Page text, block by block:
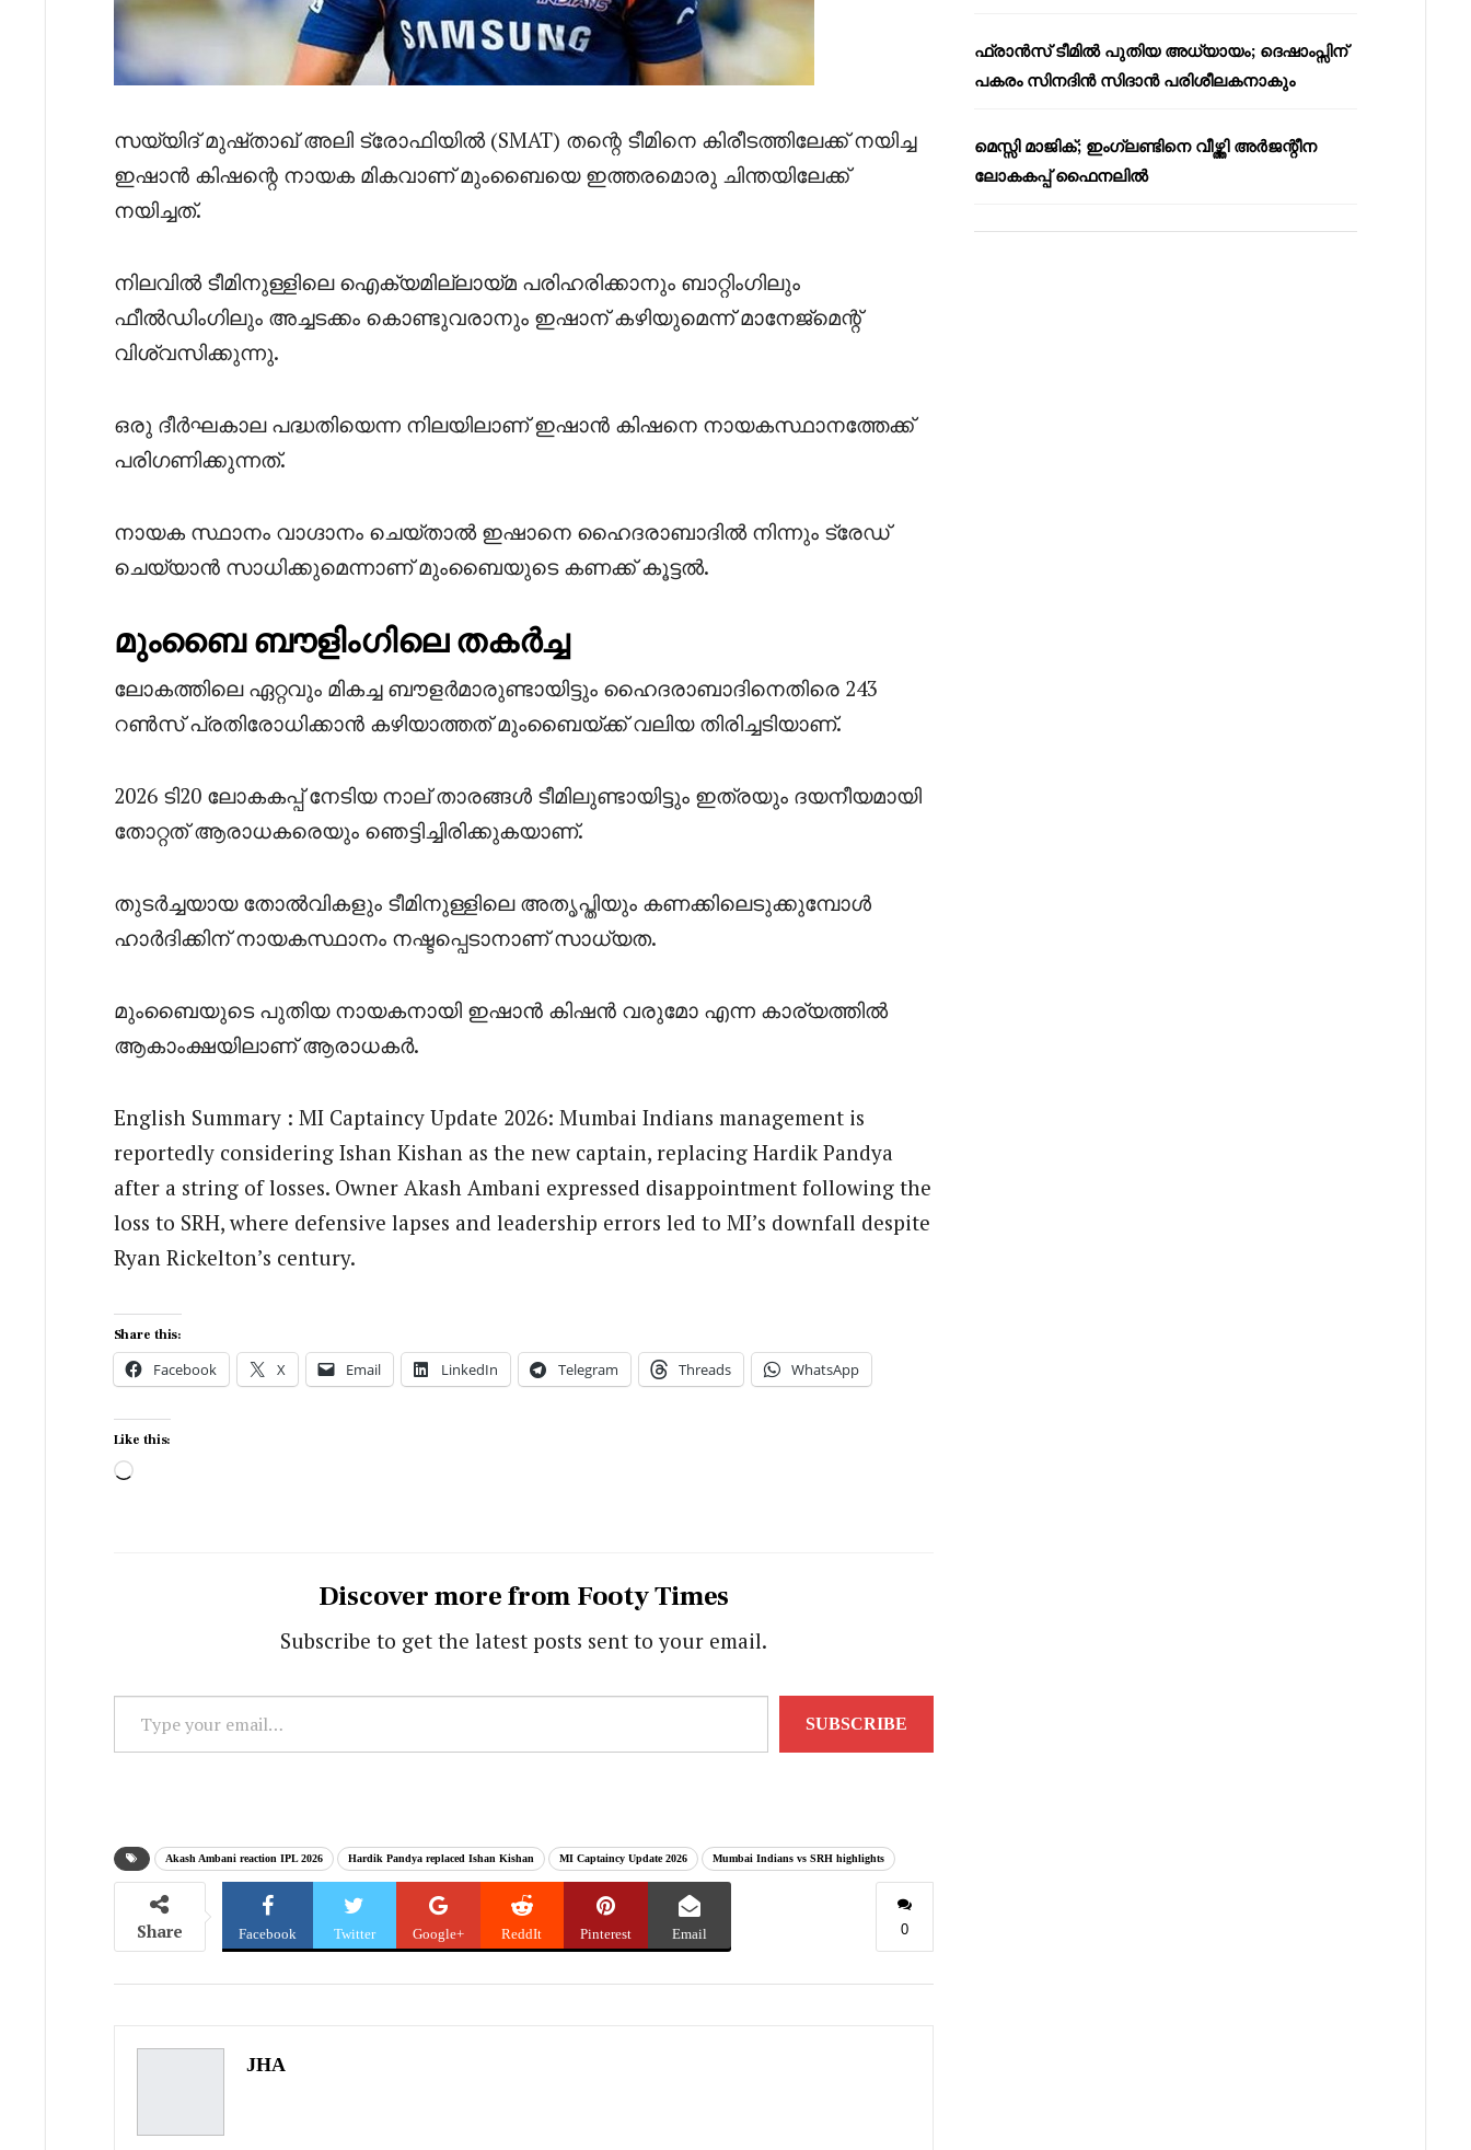
സയ്യിദ് മുഷ്താഖ് അലി ട്രോഫിയിൽ (SMAT) തന്റെ ടീമിനെ കിരീടത്തിലേക്ക് നയിച്ച
ഇഷാൻ കിഷന്റെ നായക മികവാണ് മുംബൈയെ ഇത്തരമൊരു ചിന്തയിലേക്ക്
നയിച്ചത്.
നിലവിൽ ടീമിനുള്ളിലെ ഐക്യമില്ലായ്മ പരിഹരിക്കാനും ബാറ്റിംഗിലും
ഫീൽഡിംഗിലും അച്ചടക്കം കൊണ്ടുവരാനും ഇഷാന് കഴിയുമെന്ന് മാനേജ്‌മെന്റ്
വിശ്വസിക്കുന്നു.
ഒരു ദീർഘകാല പദ്ധതിയെന്ന നിലയിലാണ് ഇഷാൻ കിഷനെ നായകസ്ഥാനത്തേക്ക്
പരിഗണിക്കുന്നത്.
നായക സ്ഥാനം വാഗ്ദാനം ചെയ്‌താൽ ഇഷാനെ ഹൈദരാബാദിൽ നിന്നും ട്രേഡ്
ചെയ്യാൻ സാധിക്കുമെന്നാണ് മുംബൈയുടെ കണക്ക് കൂട്ടൽ.
മുംബൈ ബൗളിംഗിലെ തകർച്ച
ലോകത്തിലെ ഏറ്റവും മികച്ച ബൗളർമാരുണ്ടായിട്ടും ഹൈദരാബാദിനെതിരെ 243
റൺസ് പ്രതിരോധിക്കാൻ കഴിയാത്തത് മുംബൈയ്ക്ക് വലിയ തിരിച്ചടിയാണ്.
2026 ടി20 ലോകകപ്പ് നേടിയ നാല് താരങ്ങൾ ടീമിലുണ്ടായിട്ടും ഇത്രയും ദയനീയമായി
തോറ്റത് ആരാധകരെയും ഞെട്ടിച്ചിരിക്കുകയാണ്.
തുടർച്ചയായ തോൽവികളും ടീമിനുള്ളിലെ അതൃപ്തിയും കണക്കിലെടുക്കുമ്പോൾ
ഹാർദിക്കിന് നായകസ്ഥാനം നഷ്ടപ്പെടാനാണ് സാധ്യത.
മുംബൈയുടെ പുതിയ നായകനായി ഇഷാൻ കിഷൻ വരുമോ എന്ന കാര്യത്തിൽ
ആകാംക്ഷയിലാണ് ആരാധകർ.
English Summary : MI Captaincy Update 2026: Mumbai Indians management is
reportedly considering Ishan Kishan as the new captain, replacing Hardik Pandya
after a string of losses. Owner Akash Ambani expressed disappointment following the
loss to SRH, where defensive lapses and leadership errors led to MI’s downfall despite
Ryan Rickelton’s century.
Share this:
Facebook X Email LinkedIn Telegram Threads WhatsApp
Like this:
Loading…
Discover more from Footy Times
Subscribe to get the latest posts sent to your email.
your
SUBSCRIBE
Akash Ambani reaction IPL 2026 Hardik Pandya replaced Ishan Kishan MI Captaincy Update 2026 Mumbai Indians vs SRH highlights
0
Share Facebook Twitter Google+ ReddIt Pinterest Email
JHA
ഫ്രാൻസ് ടീമിൽ പുതിയ അധ്യായം; ദെഷാംപ്സിന്
പകരം സിനദിൻ സിദാൻ പരിശീലകനാകും
മെസ്സി മാജിക്; ഇംഗ്ലണ്ടിനെ വീഴ്ത്തി അർജന്റീന
ലോകകപ്പ് ഫൈനലിൽ